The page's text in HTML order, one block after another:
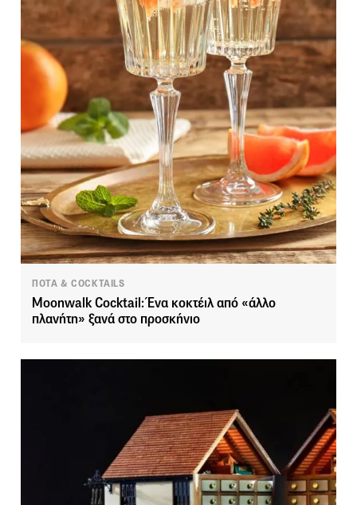
ΠΟΤΑ & COCKTAILS
Moonwalk Cocktail: Ένα κοκτέιλ από «άλλο
πλανήτη» ξανά στο προσκήνιο